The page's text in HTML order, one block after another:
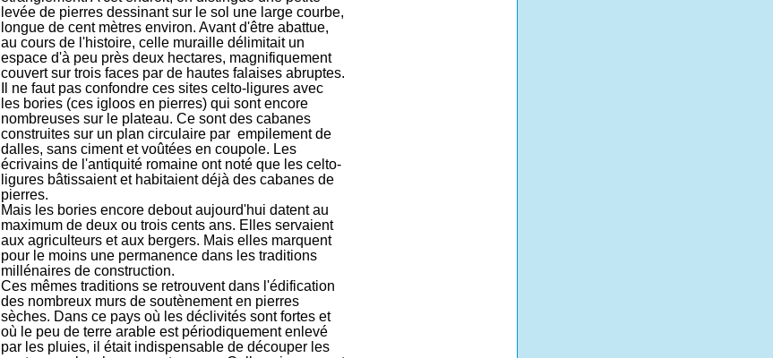
levée de pierres dessinant sur le sol une large courbe,
longue de cent mètres environ. Avant d'être abattue,
au cours de l'histoire, celle muraille délimitait un
espace d'à peu près deux hectares, magnifiquement
couvert sur trois faces par de hautes falaises abruptes.
Il ne faut pas confondre ces sites celto-ligures avec
les bories (ces igloos en pierres) qui sont encore
nombreuses sur le plateau. Ce sont des cabanes
construites sur un plan circulaire par empilement de
dalles, sans ciment et voûtées en coupole. Les
écrivains de l'antiquité romaine ont noté que les celto-
ligures bâtissaient et habitaient déjà des cabanes de
pierres.
Mais les bories encore debout aujourd'hui datent au
maximum de deux ou trois cents ans. Elles servaient
aux agriculteurs et aux bergers. Mais elles marquent
pour le moins une permanence dans les traditions
millénaires de construction.
Ces mêmes traditions se retrouvent dans l'édification
des nombreux murs de soutènement en pierres
sèches. Dans ce pays où les déclivités sont fortes et
où le peu de terre arable est périodiquement enlevé
par les pluies, il était indispensable de découper les